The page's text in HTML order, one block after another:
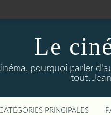
Le
pourquoi parler
tout.
PRINCIPALES